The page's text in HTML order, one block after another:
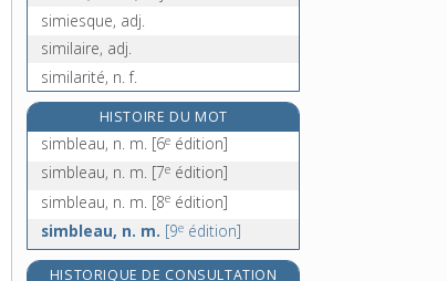
simiesque, adj.
similaire, adj.
similarité, n. f.
simili- [I], préf.
simili [II], n. m. et f.
similicuir, n. m.
HISTOIRE DU MOT
simbleau, n. m. [6e édition]
simbleau, n. m. [7e édition]
simbleau, n. m. [8e édition]
simbleau, n. m. [9e édition]
HISTORIQUE DE CONSULTATION